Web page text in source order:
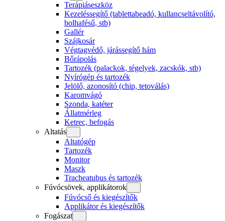
Terápiáseszköz
Kezeléssegítő (tablettabeadó, kullancseltávolító,
bolhafésű, stb)
Gallér
Szájkosár
Végtagvédő, járássegítő hám
Bőrápolás
Tartozék (palackok, tégelyek, zacskók, stb)
Nyírógép és tartozék
Jelölő, azonosító (chip, tetoválás)
Karomvágó
Szonda, katéter
Állatmérleg
Ketrec, befogás
Altatás
Altatógép
Tartozék
Monitor
Maszk
Tracheatubus és tartozék
Fúvócsövek, applikátorok
Fúvócső és kiegészítők
Applikátor és kiegészítők
Fogászat